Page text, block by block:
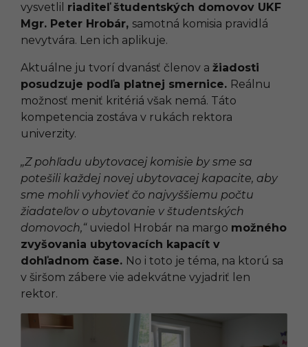
vysvetlil riaditeľ študentských domovov UKF
Mgr. Peter Hrobár, samotná komisia pravidlá
nevytvára. Len ich aplikuje.
Aktuálne ju tvorí dvanásť členov a žiadosti
posudzuje podľa platnej smernice. Reálnu
možnosť meniť kritériá však nemá. Táto
kompetencia zostáva v rukách rektora
univerzity.
„Z pohľadu ubytovacej komisie by sme sa
potešili každej novej ubytovacej kapacite, aby
sme mohli vyhovieť čo najvyššiemu počtu
žiadateľov o ubytovanie v študentských
domovoch,“uviedol Hrobár na margo možného
zvyšovania ubytovacích kapacít v
dohľadnom čase. No i toto je téma, na ktorú sa
v širšom zábere vie adekvátne vyjadriť len
rektor.